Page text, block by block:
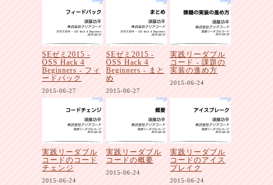
SEゼミ2015 -
OSS Hack 4
Beginners - フィ
ードバック
2015-06-27
SEゼミ2015 -
OSS Hack 4
Beginners - まと
め
2015-06-27
実践リーダブル
コード - 課題の
実装の進め方
2015-06-24
実践リーダブル
コードのコード
チェンジ
2015-06-24
実践リーダブル
コードの概要
2015-06-24
実践リーダブル
コードのアイス
ブレイク
2015-06-24